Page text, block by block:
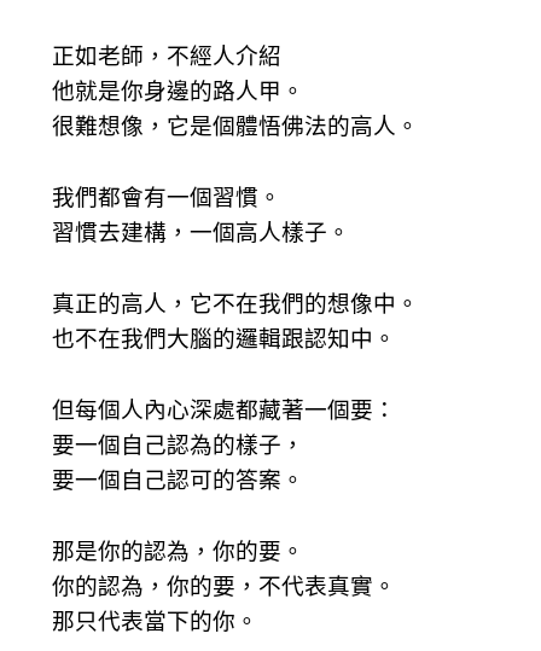
正如老師，不經人介紹
他就是你身邊的路人甲。
很難想像，它是個體悟佛法的高人。
我們都會有一個習慣。
習慣去建構，一個高人樣子。
真正的高人，它不在我們的想像中。
也不在我們大腦的邏輯跟認知中。
但每個人內心深處都藏著一個要：
要一個自己認為的樣子，
要一個自己認可的答案。
那是你的認為，你的要。
你的認為，你的要，不代表真實。
那只代表當下的你。